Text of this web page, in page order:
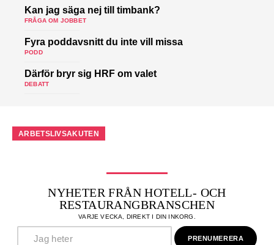
Kan jag säga nej till timbank?
FRÅGA OM JOBBET
Fyra poddavsnitt du inte vill missa
PODD
Därför bryr sig HRF om valet
DEBATT
ARBETSLIVSAKUTEN
NYHETER FRÅN HOTELL- OCH
RESTAURANGBRANSCHEN
VARJE VECKA, DIREKT I DIN INKORG.